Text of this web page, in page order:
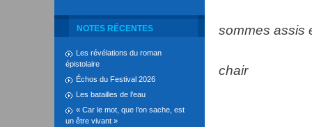
NOTES RÉCENTES
Les révélations du roman
épistolaire
Échos du Festival 2026
Les batailles de l’eau
« Car le mot, que l’on sache, est
un être vivant »
sommes assis
chair